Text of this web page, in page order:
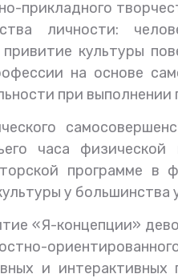
прикладного
личности:
культуры
на основе
при выполнении
часа физической
программе в
у
«Я-концепции»
и интерактивных